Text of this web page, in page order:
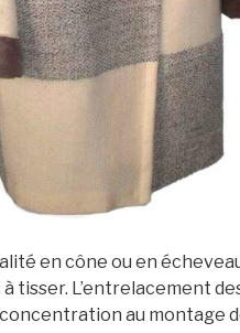
en cône ou en
L’entrelacement
au montage